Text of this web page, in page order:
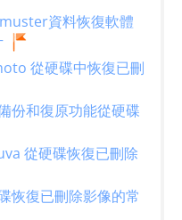
資料恢復軟體
從硬碟中恢復已刪
份和復原功能從硬碟
從硬碟恢復已刪除
恢復已刪除影像的常